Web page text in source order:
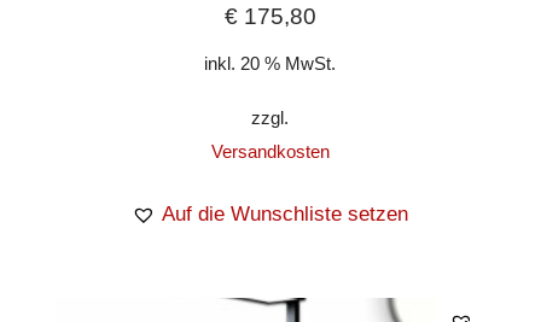
€175,80
inkl. 20 % MwSt.
zzgl.
Versandkosten
Auf die Wunschliste setzen